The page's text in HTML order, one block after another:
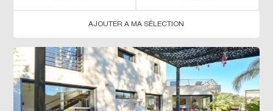
AJOUTER A MA SÉLECTION